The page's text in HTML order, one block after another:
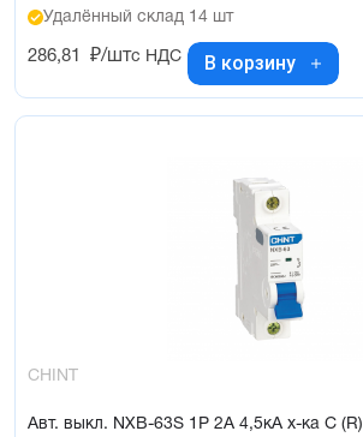
Удалённый склад 14 шт
286,81 ₽/штс НДС В корзину
CHINT
Авт. выкл. NXB-63S 1P 2А 4,5кА х-ка C (R)